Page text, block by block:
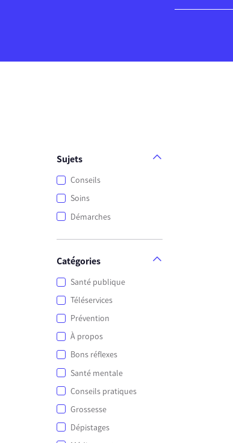
Sujets
Conseils
Soins
Démarches
Catégories
Santé publique
Téléservices
Prévention
À propos
Bons réflexes
Santé mentale
Conseils pratiques
Grossesse
Dépistages